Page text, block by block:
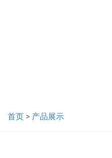
首页>产品展示